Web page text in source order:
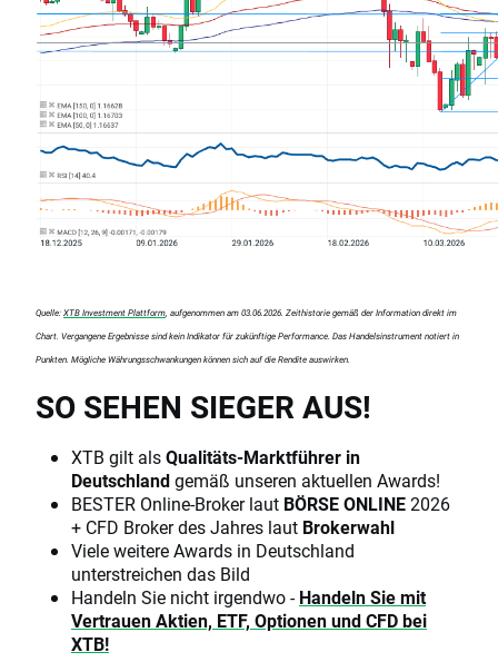
Quelle: XTB Investment Plattform, aufgenommen am 03.06.2026. Zeithistorie gemäß der Information direkt im
Chart. Vergangene Ergebnisse sind kein Indikator für zukünftige Performance. Das Handelsinstrument notiert in
Punkten. Mögliche Währungsschwankungen können sich auf die Rendite auswirken.
SO SEHEN SIEGER AUS!
XTB gilt alsQualitäts-Marktführer in
Deutschlandgemäß unseren aktuellen Awards!
BESTER Online-Broker laut BÖRSE ONLINE2026
+ CFD Broker des Jahres laut Brokerwahl
Viele weitere Awards in Deutschland
unterstreichen das Bild
Handeln Sie nicht irgendwo -Handeln Sie mit
Vertrauen Aktien, ETF, Optionen und CFD bei
XTB!